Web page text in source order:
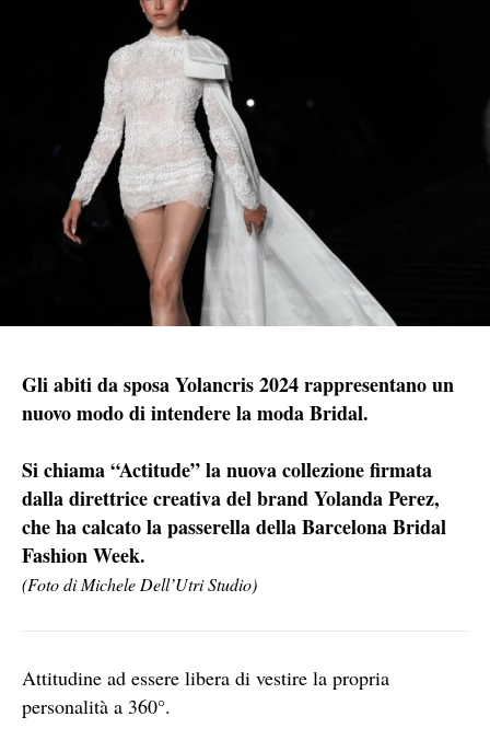
Gli abiti da sposa Yolancris 2024 rappresentano un
nuovo modo di intendere la moda Bridal.
Si chiama “Actitude” la nuova collezione firmata
dalla direttrice creativa del brand Yolanda Perez,
che ha calcato la passerella della Barcelona Bridal
Fashion Week.
(Foto di Michele Dell’Utri Studio)
Attitudine ad essere libera di vestire la propria
personalità a 360°.